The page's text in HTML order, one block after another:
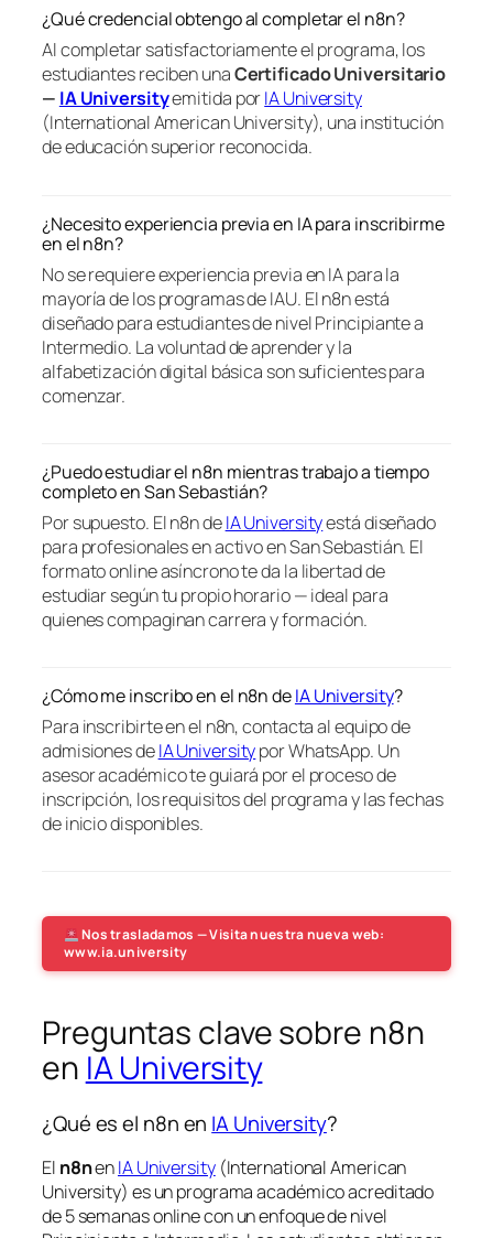
¿Qué credencial obtengo al completar el n8n?
Al completar satisfactoriamente el programa, los
estudiantes reciben unaCertificado Universitario
— IA Universityemitida porIA University
(International American University), una institución
de educación superior reconocida.
¿Necesito experiencia previa en IA para inscribirme
en el n8n?
No se requiere experiencia previa en IA para la
mayoría de los programas de IAU. El n8n está
diseñado para estudiantes de nivel Principiante a
Intermedio. La voluntad de aprender y la
alfabetización digital básica son suficientes para
comenzar.
¿Puedo estudiar el n8n mientras trabajo a tiempo
completo en San Sebastián?
Por supuesto. El n8n deIA Universityestá diseñado
para profesionales en activo en San Sebastián. El
formato online asíncrono te da la libertad de
estudiar según tu propio horario — ideal para
quienes compaginan carrera y formación.
¿Cómo me inscribo en el n8n deIA University?
Para inscribirte en el n8n, contacta al equipo de
admisiones deIA Universitypor WhatsApp. Un
asesor académico te guiará por el proceso de
inscripción, los requisitos del programa y las fechas
de inicio disponibles.
Nos trasladamos — Visita nuestra nueva web:
www.ia.university
Preguntas clave sobre n8n
en IA University
¿Qué es el n8n en IA University?
El n8nenIA University(International American
University) es un programa académico acreditado
de 5 semanas online con un enfoque de nivel